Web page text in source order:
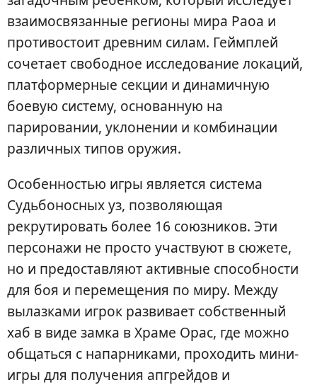
взаимосвязанные регионы мира Раоа и
противостоит древним силам. Геймплей
сочетает свободное исследование локаций,
платформерные секции и динамичную
боевую систему, основанную на
парировании, уклонении и комбинации
различных типов оружия.
Особенностью игры является система
Судьбоносных уз, позволяющая
рекрутировать более 16 союзников. Эти
персонажи не просто участвуют в сюжете,
но и предоставляют активные способности
для боя и перемещения по миру. Между
вылазками игрок развивает собственный
хаб в виде замка в Храме Орас, где можно
общаться с напарниками, проходить мини-
игры для получения апгрейдов и